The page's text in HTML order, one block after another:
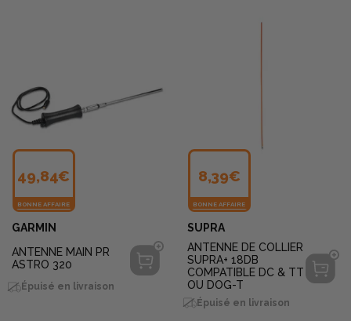
49,84€
BONNE AFFAIRE
GARMIN
ANTENNE MAIN PR
ASTRO 320
Épuisé en livraison
8,39€
BONNE AFFAIRE
SUPRA
ANTENNE DE COLLIER
SUPRA+ 18DB
COMPATIBLE DC & TT
OU DOG-T
Épuisé en livraison